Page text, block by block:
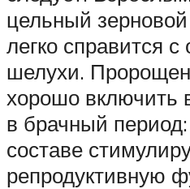
цельный
легко справится с
шелухи.
хорошо включить
в брачный
составе
репродуктивную